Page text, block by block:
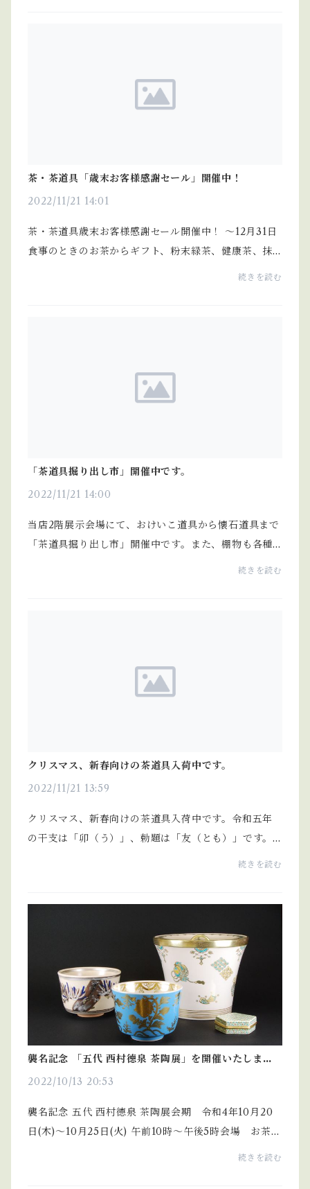
茶・茶道具「歳末お客様感謝セール」開催中！
2022/11/21 14:01
茶・茶道具歳末お客様感謝セール開催中！ ～12月31日
食事のときのお茶からギフト、粉末緑茶、健康茶、抹
茶、茶道具など店内商品を感謝価格にて販売しており
続きを読む
「茶道具掘り出し市」開催中です。
2022/11/21 14:00
当店2階展示会場にて、おけいこ道具から懐石道具まで
「茶道具掘り出し市」開催中です。また、棚物も各種
続きを読む
クリスマス、新春向けの茶道具入荷中です。
2022/11/21 13:59
クリスマス、新春向けの茶道具入荷中です。令和五年
の干支は「卯（う）」、勅題は「友（とも）」です。
カタログも用意していますので、お気軽にお尋ねくだ
続きを読む
襲名記念 「五代 西村德泉 茶陶展」を開催いたしま
2022/10/13 20:53
襲名記念 五代 西村德泉 茶陶展会期 令和4年10月20
日(木)～10月25日(火) 午前10時～午後5時会場 お茶の
柴田園2階展示会場五代 西村德泉氏の襲名を記念した
続きを読む